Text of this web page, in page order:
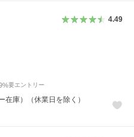
4.49
%要エントリー
在庫）（休業日を除く）